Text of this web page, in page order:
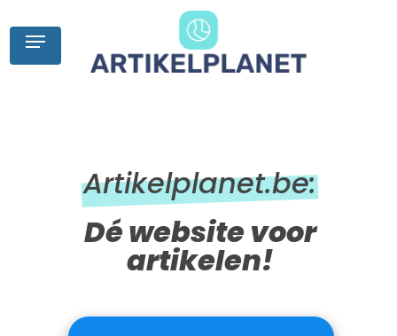
content
Menu
Artikelplanet.be:
Dé website voor
artikelen!